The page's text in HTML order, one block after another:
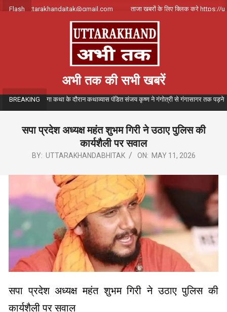
SkipFlash
करे uttarakhandajtak@gmail.com ताजा खबरों के लिए क्लिक करे https://
अभी तक की सभी खबरें
BREAKING
संगीतमय गंगा कथा के दौरान कथाव्यास पंडित संजय कृष्ण ने गंगोत्री से गंगासागर तक पड़ने वाले
सपा प्रदेश अध्यक्ष महंत शुभम गिरी ने उठाए पुलिस की
कार्यशैली पर सवाल
BY: UTTARAKHANDABHITAK ON: MAY 11, 2026
सपा प्रदेश अध्यक्ष महंत शुभम गिरी ने उठाए पुलिस की
कार्यशैली पर सवाल